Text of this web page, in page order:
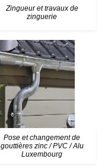
Zingueur et travaux de
zinguerie
Pose et changement de
gouttières zinc / PVC / Alu
Luxembourg